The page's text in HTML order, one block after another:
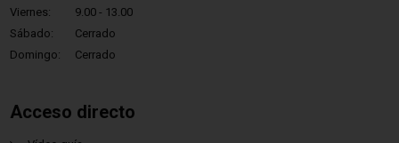
Viernes:
9.00 - 13.00
Sábado:
Cerrado
Domingo:
Cerrado
Acceso directo